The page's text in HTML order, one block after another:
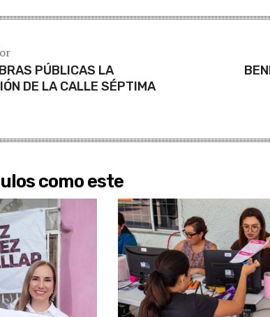
PÚBLICAS LA
DE LA CALLE SÉPTIMA
como este